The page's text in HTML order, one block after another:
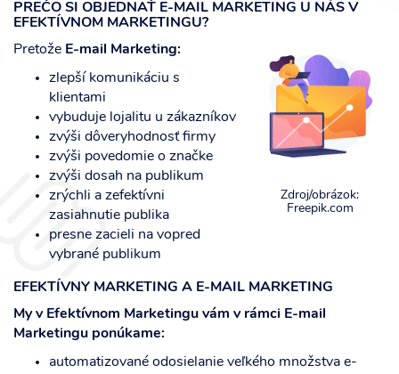
PREČO SI OBJEDNAŤ E-MAIL MARKETING U NÁS V
EFEKTÍVNOM MARKETINGU?
Zdroj/obrázok:
Freepik.com
Pretože E-mail Marketing:
zlepší komunikáciu s
klientami
vybuduje lojalitu u zákazníkov
zvýši dôveryhodnosť firmy
zvýši povedomie o značke
zvýši dosah na publikum
zrýchli a zefektívni
zasiahnutie publika
presne zacieli na vopred
vybrané publikum
EFEKTÍVNY MARKETING A E-MAIL MARKETING
My v Efektívnom Marketingu vám v rámci E-mail
Marketingu ponúkame:
automatizované odosielanie veľkého množstva e-